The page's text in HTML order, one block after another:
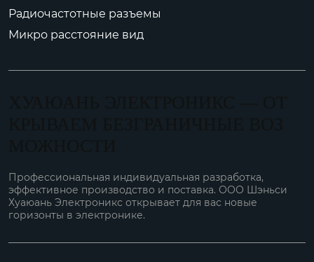
Радиочастотные разъемы
Микро расстояние вид
Профессиональная индивидуальная разработка,
эффективное производство и поставка. ООО Шэньси
Хуаюань Электроникс открывает для вас новые
горизонты в электронике.